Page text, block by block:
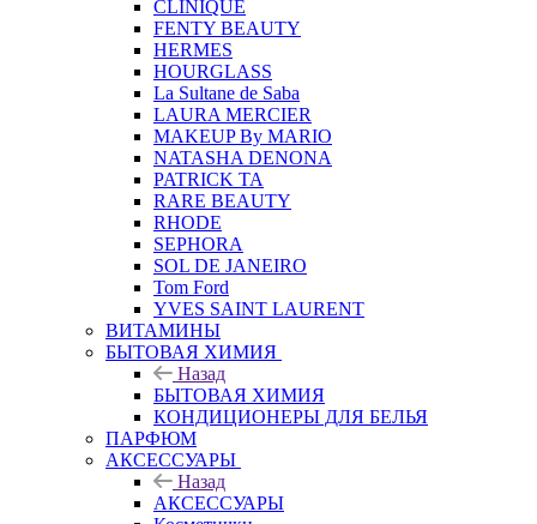
CLINIQUE
FENTY BEAUTY
HERMES
HOURGLASS
La Sultane de Saba
LAURA MERCIER
MAKEUP By MARIO
NATASHA DENONA
PATRICK TA
RARE BEAUTY
RHODE
SEPHORA
SOL DE JANEIRO
Tom Ford
YVES SAINT LAURENT
ВИТАМИНЫ
БЫТОВАЯ ХИМИЯ
Назад
БЫТОВАЯ ХИМИЯ
КОНДИЦИОНЕРЫ ДЛЯ БЕЛЬЯ
ПАРФЮМ
АКСЕССУАРЫ
Назад
АКСЕССУАРЫ